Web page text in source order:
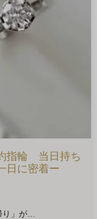
指輪 当日持ち
日に密着ー
り」が